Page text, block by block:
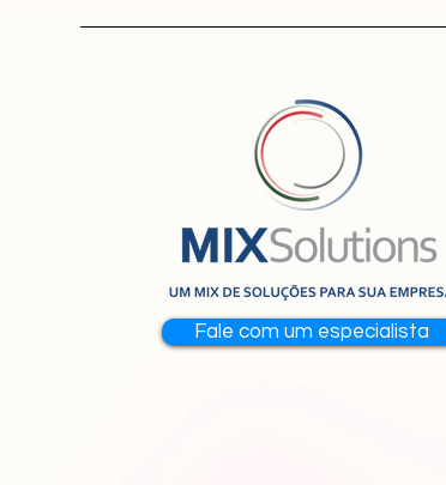
Fale com um especialista